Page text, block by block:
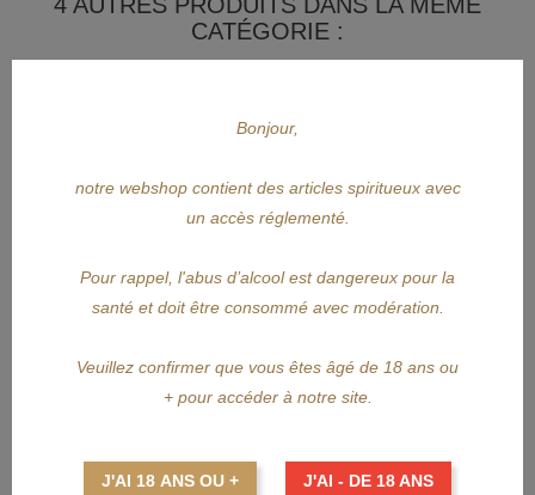
CATÉGORIE :
Bonjour,
notre webshop contient des articles spiritueux avec
un accès réglementé.
Pour rappel, l'abus d’alcool est dangereux pour la
santé et doit être consommé avec modération.
Veuillez confirmer que vous êtes âgé de 18 ans ou
+ pour accéder à notre site.
J'AI 18 ANS OU + J'AI - DE 18 ANS